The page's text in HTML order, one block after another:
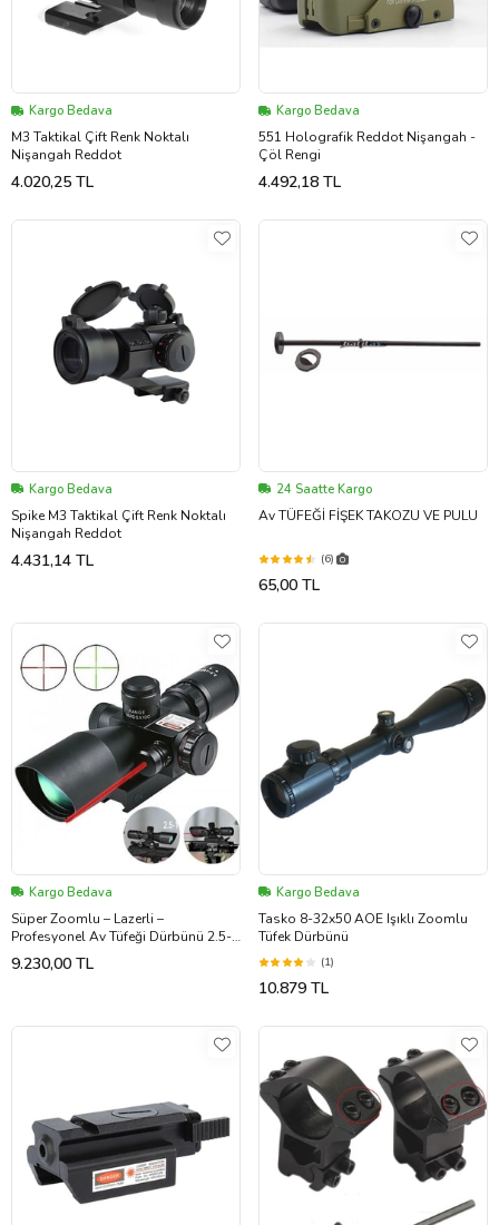
Kargo Bedava
M3 Taktikal Çift Renk Noktalı
Nişangah Reddot
4.020,25 TL
Kargo Bedava
551 Holografik Reddot Nişangah -
Çöl Rengi
4.492,18 TL
Kargo Bedava
Spike M3 Taktikal Çift Renk Noktalı
Nişangah Reddot
4.431,14 TL
24 Saatte Kargo
Av TÜFEĞİ FİŞEK TAKOZU VE PULU
(6)
65,00 TL
Kargo Bedava
Süper Zoomlu – Lazerli –
Profesyonel Av Tüfeği Dürbünü 2.5-
10X40/E
9.230,00 TL
Kargo Bedava
Tasko 8-32x50 AOE Işıklı Zoomlu
Tüfek Dürbünü
(1)
10.879 TL